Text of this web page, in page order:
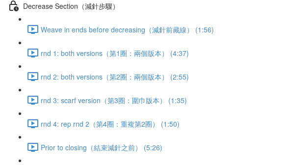
Decrease Section（減針步驟）
Weave in ends before decreasing（減針前藏線） (1:56)
rnd 1: both versions（第1圈：兩個版本） (4:37)
rnd 2: both versions（第2圈：兩個版本） (2:55)
rnd 3: scarf version（第3圈：圍巾版本） (1:35)
rnd 4: rep rnd 2（第4圈：重複第2圈） (1:50)
Prior to closing（結束減針之前） (5:26)